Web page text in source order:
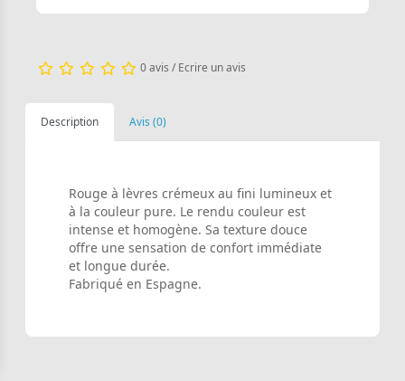
0 avis / Ecrire un avis
Description Avis (0)
Rouge à lèvres crémeux au fini lumineux et
à la couleur pure. Le rendu couleur est
intense et homogène. Sa texture douce
offre une sensation de confort immédiate
et longue durée.
Fabriqué en Espagne.